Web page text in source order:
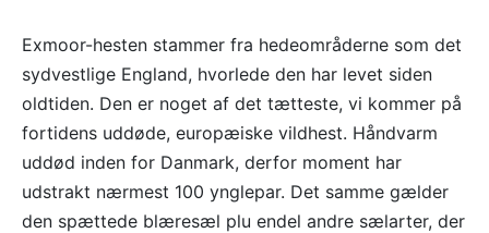
Exmoor-hesten stammer fra hedeområderne som det
sydvestlige England, hvorlede den har levet siden
oldtiden. Den er noget af det tætteste, vi kommer på
fortidens uddøde, europæiske vildhest. Håndvarm
uddød inden for Danmark, derfor moment har
udstrakt nærmest 100 ynglepar. Det samme gælder
den spættede blæresæl plu endel andre sælarter, der